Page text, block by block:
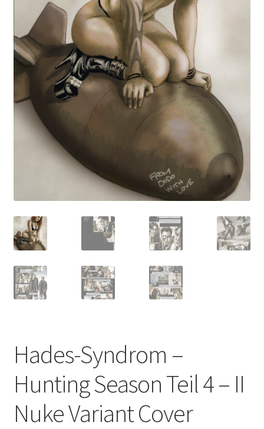
Hades-Syndrom –
Hunting Season Teil 4 – II
Nuke Variant Cover